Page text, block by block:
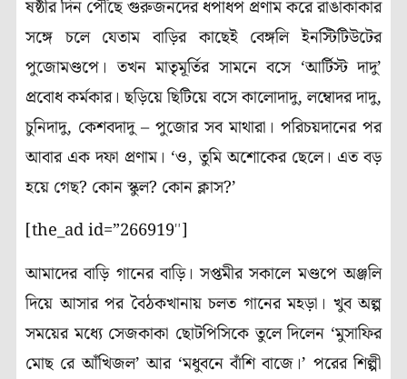
ষষ্ঠীর দিন পৌঁছে গুরুজনদের ধপাধপ প্রণাম করে রাঙাকাকার
সঙ্গে চলে যেতাম বাড়ির কাছেই বেঙ্গলি ইনস্টিটিউটের
পুজোমণ্ডপে। তখন মাতৃমূর্তির সামনে বসে ‘আর্টিস্ট দাদু’
প্রবোধ কর্মকার। ছড়িয়ে ছিটিয়ে বসে কালোদাদু, লম্বোদর দাদু,
চুনিদাদু, কেশবদাদু – পুজোর সব মাথারা । পরিচয়দানের পর
আবার এক দফা প্রণাম। ‘ও, তুমি অশোকের ছেলে। এত বড়
হয়ে গেছ? কোন স্কুল? কোন ক্লাস?’
[the_ad id=”266919″]
আমাদের বাড়ি গানের বাড়ি। সপ্তমীর সকালে মণ্ডপে অঞ্জলি
দিয়ে আসার পর বৈঠকখানায় চলত গানের মহড়া । খুব অল্প
সময়ের মধ্যে সেজকাকা ছোটপিসিকে তুলে দিলেন ‘মুসাফির
মোছ রে আঁখিজল’ আর ‘মধুবনে বাঁশি বাজে।’ পরের শিল্পী